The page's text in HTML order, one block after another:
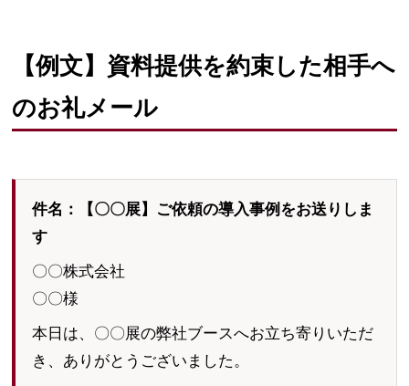
【例文】資料提供を約束した相手へ
のお礼メール
件名：【〇〇展】ご依頼の導入事例をお送りしま
す
〇〇株式会社
〇〇様
本日は、〇〇展の弊社ブースへお立ち寄りいただ
き、ありがとうございました。